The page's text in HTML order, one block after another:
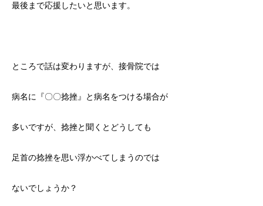
最後まで応援したいと思います。
ところで話は変わりますが、接骨院では
病名に『〇〇捻挫』と病名をつける場合が
多いですが、捻挫と聞くとどうしても
足首の捻挫を思い浮かべてしまうのでは
ないでしょうか？